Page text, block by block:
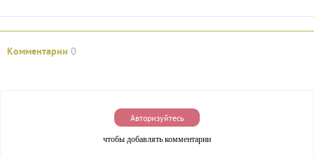
Комментарии 0
Авторизуйтесь
чтобы добавлять комментарии